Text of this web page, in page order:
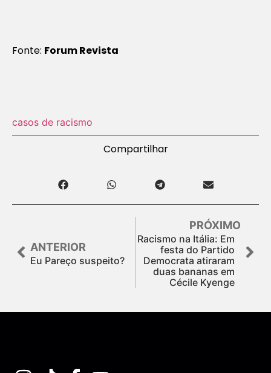
Fonte: Forum Revista
casos de racismo
Compartilhar
ANTERIOR
Eu Pareço suspeito?
PRÓXIMO
Racismo na Itália: Em
festa do Partido
Democrata atiraram
duas bananas em
Cécile Kyenge